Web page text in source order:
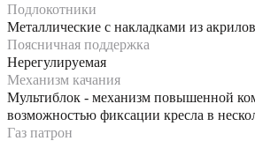
Подлокотники
Металлические с накладками из
Поясничная поддержка
Нерегулируемая
Механизм качания
Мультиблок - механизм повышенной
возможностью фиксации кресла в
Газ патрон